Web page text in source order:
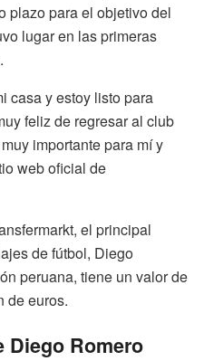
plazo para el objetivo del
lugar en las primeras
casa y estoy listo para
feliz de regresar al club
importante para mí y
web oficial de
el principal
de fútbol, Diego
peruana, tiene un valor de
de euros.
Diego Romero